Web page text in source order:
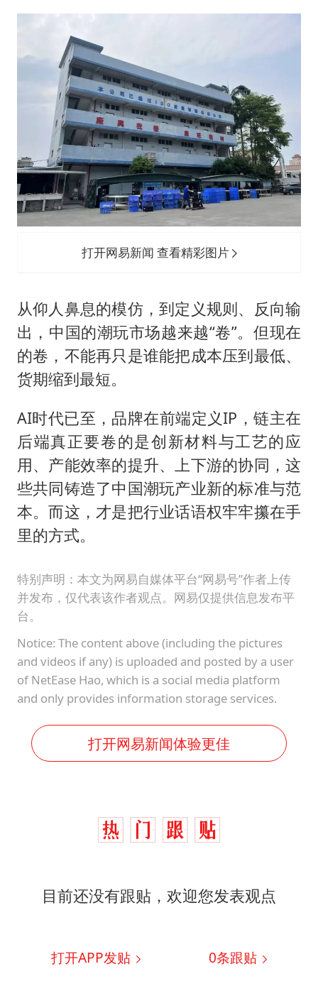
打开网易新闻 查看精彩图片
从仰人鼻息的模仿，到定义规则、反向输
出，中国的潮玩市场越来越“卷”。但现在
的卷，不能再只是谁能把成本压到最低、
货期缩到最短。
AI时代已至，品牌在前端定义IP，链主在
后端真正要卷的是创新材料与工艺的应
用、产能效率的提升、上下游的协同，这
些共同铸造了中国潮玩产业新的标准与范
本。而这，才是把行业话语权牢牢攥在手
里的方式。
特别声明：本文为网易自媒体平台“网易号”作者上传
并发布，仅代表该作者观点。网易仅提供信息发布平
台。
Notice: The content above (including the pictures
and videos if any) is uploaded and posted by a user
of NetEase Hao, which is a social media platform
and only provides information storage services.
打开网易新闻体验更佳
目前还没有跟贴，欢迎您发表观点
打开APP发贴 0条跟贴